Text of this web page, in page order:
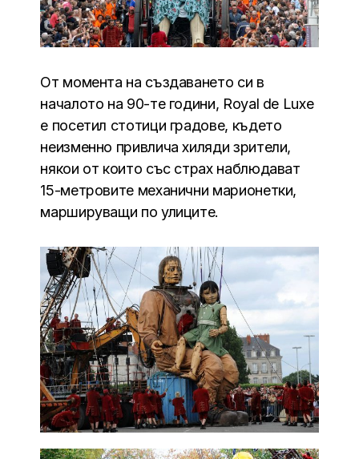
От момента на създаването си в
началото на 90-те години, Royal de Luxe
е посетил стотици градове, където
неизменно привлича хиляди зрители,
някои от които със страх наблюдават
15-метровите механични марионетки,
маршируващи по улиците.